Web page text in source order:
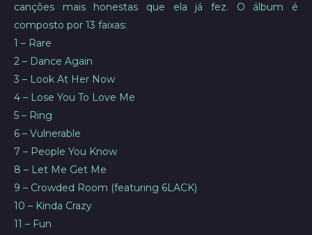
canções mais honestas que ela já fez. O álbum é
composto por 13 faixas:
1 – Rare
2 – Dance Again
3 – Look At Her Now
4 – Lose You To Love Me
5 – Ring
6 – Vulnerable
7 – People You Know
8 – Let Me Get Me
9 – Crowded Room (featuring 6LACK)
10 – Kinda Crazy
11 – Fun